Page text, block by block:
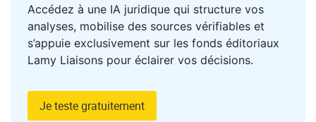
Accédez à une IA juridique qui structure vos
analyses, mobilise des sources vérifiables et
s’appuie exclusivement sur les fonds éditoriaux
Lamy Liaisons pour éclairer vos décisions.
Je teste gratuitement